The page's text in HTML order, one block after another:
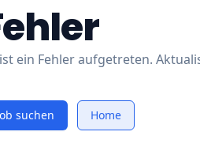
ein Fehler aufgetreten.
suchen Home